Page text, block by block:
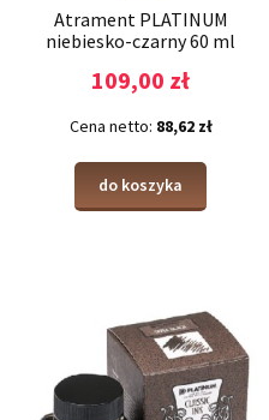
Atrament PLATINUM
niebiesko-czarny 60 ml
109,00 zł
Cena netto: 88,62 zł
do koszyka